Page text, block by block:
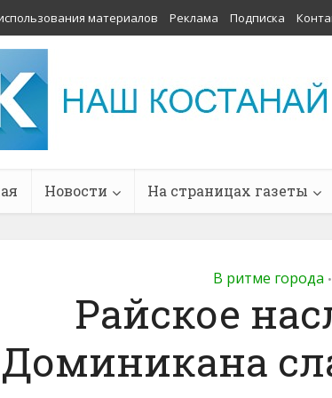
материалов Реклама Подписка
Новости На страницах газеты
В ритме города •
Райское
Доминикана